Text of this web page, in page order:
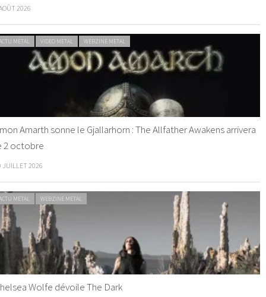
2026
METAL VIDEO METAL WEBZINE METAL
Amarth sonne le Gjallarhorn : The Allfather Awakens arrivera
2 octobre
JUILLET 2026
METAL WEBZINE METAL
Wolfe dévoile The Dark